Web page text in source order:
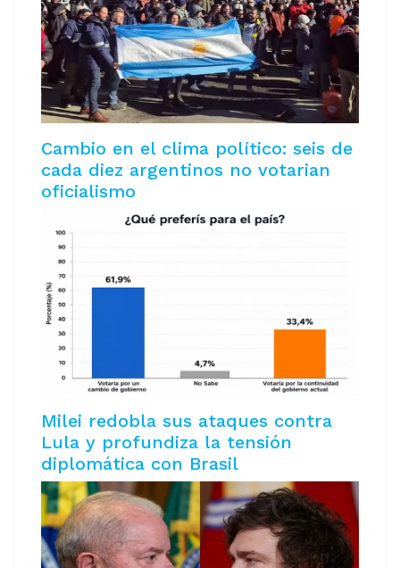
Cambio en el clima político: seis de
cada diez argentinos no votarian
oficialismo
Milei redobla sus ataques contra
Lula y profundiza la tensión
diplomática con Brasil